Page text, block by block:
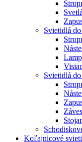
Svietidlá
Svietidlá
Koľajnicové